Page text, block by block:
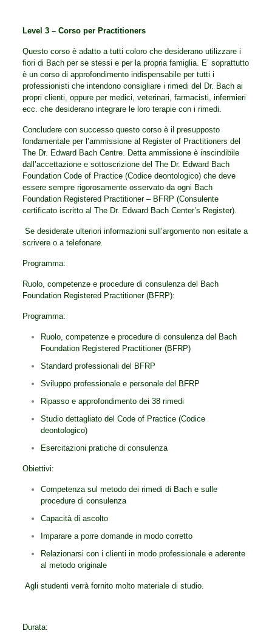
Level 3 – Corso per Practitioners
Questo corso è adatto a tutti coloro che desiderano utilizzare i
fiori di Bach per se stessi e per la propria famiglia. E’ soprattutto
è un corso di approfondimento indispensabile per tutti i
professionisti che intendono consigliare i rimedi del Dr. Bach ai
propri clienti, oppure per medici, veterinari, farmacisti, infermieri
ecc. che desiderano integrare le loro terapie con i rimedi.
Concludere con successo questo corso è il presupposto
fondamentale per l’ammissione al Register of Practitioners del
The Dr. Edward Bach Centre. Detta ammissione è inscindibile
dall’accettazione e sottoscrizione del The Dr. Edward Bach
Foundation Code of Practice (Codice deontologico) che deve
essere sempre rigorosamente osservato da ogni Bach
Foundation Registered Practitioner – BFRP (Consulente
certificato iscritto al The Dr. Edward Bach Center’s Register).
Se desiderate ulteriori informazioni sull’argomento non esitate a
scrivere o a telefonare.
Programma:
Ruolo, competenze e procedure di consulenza del Bach
Foundation Registered Practitioner (BFRP):
Programma:
Ruolo, competenze e procedure di consulenza del Bach
Foundation Registered Practitioner (BFRP)
Standard professionali del BFRP
Sviluppo professionale e personale del BFRP
Ripasso e approfondimento dei 38 rimedi
Studio dettagliato del Code of Practice (Codice
deontologico)
Esercitazioni pratiche di consulenza
Obiettivi:
Competenza sul metodo dei rimedi di Bach e sulle
procedure di consulenza
Capacità di ascolto
Imparare a porre domande in modo corretto
Relazionarsi con i clienti in modo professionale e aderente
al metodo originale
Agli studenti verrà fornito molto materiale di studio.
Durata: